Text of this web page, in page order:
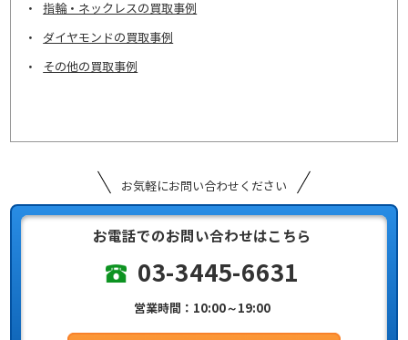
指輪・ネックレスの買取事例
ダイヤモンドの買取事例
その他の買取事例
お気軽にお問い合わせください
お電話でのお問い合わせはこちら
03-3445-6631
営業時間：10:00～19:00